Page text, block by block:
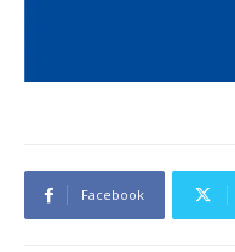
Facebook